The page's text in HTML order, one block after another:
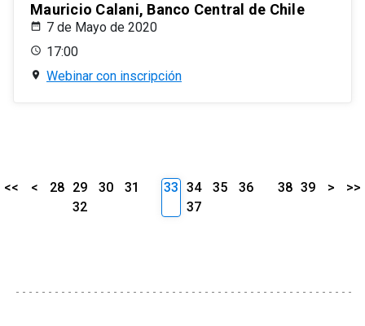
Mauricio Calani, Banco Central de Chile
7 de Mayo de 2020
17:00
Webinar con inscripción
<< < 28 29 30
31
32
33 34 35
36
37
38 39 > >>